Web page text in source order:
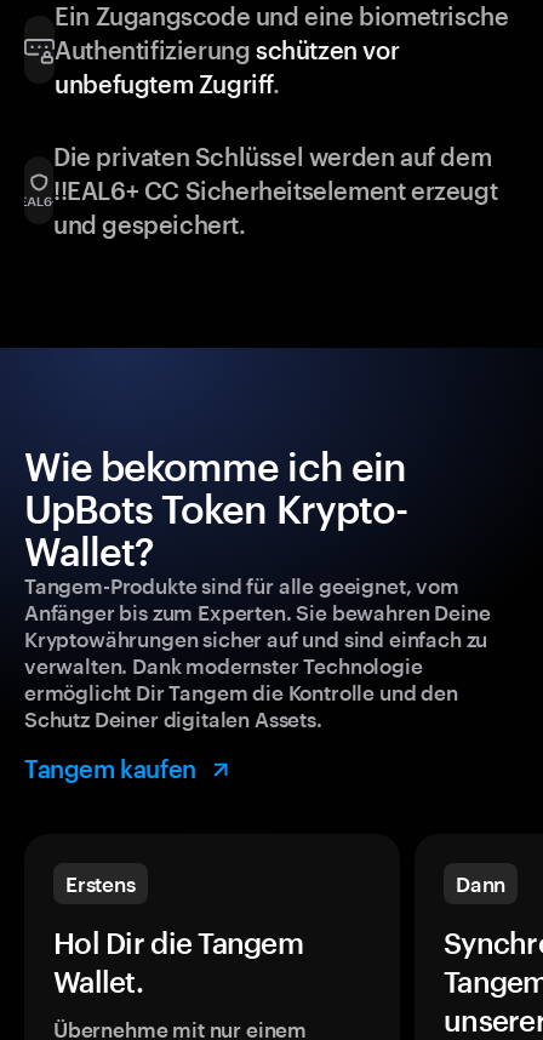
Ein Zugangscode und eine biometrische
Authentifizierung schützen vor
unbefugtem Zugriff.
Die privaten Schlüssel werden auf dem
!!EAL6+ CC Sicherheitselement erzeugt
und gespeichert.
Wie bekomme ich ein
UpBots Token Krypto-
Wallet?
Tangem-Produkte sind für alle geeignet, vom
Anfänger bis zum Experten. Sie bewahren Deine
Kryptowährungen sicher auf und sind einfach zu
verwalten. Dank modernster Technologie
ermöglicht Dir Tangem die Kontrolle und den
Schutz Deiner digitalen Assets.
Tangem kaufen
Erstens
Hol Dir die Tangem
Wallet.
Übernehme mit nur einem
Dann